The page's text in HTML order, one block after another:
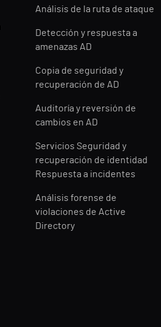
Análisis de la ruta de ataque
Detección y respuesta a
amenazas AD
Copia de seguridad y
recuperación de AD
Auditoría y reversión de
cambios en AD
Servicios Seguridad y
recuperación de identidad
Respuesta a incidentes
Análisis forense de
violaciones de Active
Directory